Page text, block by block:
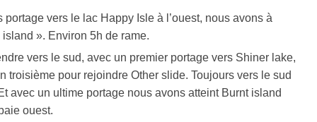
vers le lac Happy Isle à l’ouest, nous avons à
». Environ 5h de rame.
vers le sud, avec un premier portage vers Shiner lake,
troisième pour rejoindre Other slide. Toujours vers le sud
avec un ultime portage nous avons atteint Burnt island
ouest.